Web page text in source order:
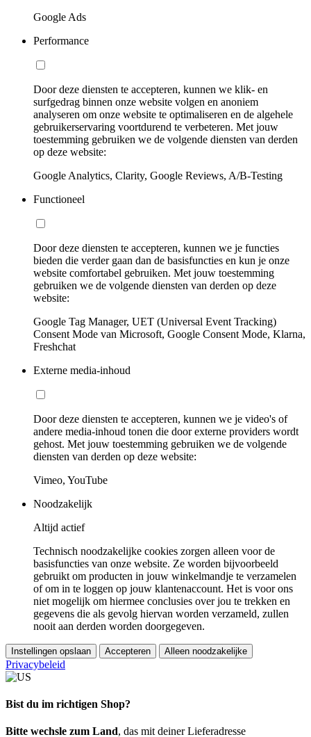
Google Ads
Performance
Door deze diensten te accepteren, kunnen we klik- en
surfgedrag binnen onze website volgen en anoniem
analyseren om onze website te optimaliseren en de algehele
gebruikerservaring voortdurend te verbeteren. Met jouw
toestemming gebruiken we de volgende diensten van derden
op deze website:
Google Analytics, Clarity, Google Reviews, A/B-Testing
Functioneel
Door deze diensten te accepteren, kunnen we je functies
bieden die verder gaan dan de basisfuncties en kun je onze
website comfortabel gebruiken. Met jouw toestemming
gebruiken we de volgende diensten van derden op deze
website:
Google Tag Manager, UET (Universal Event Tracking)
Consent Mode van Microsoft, Google Consent Mode, Klarna,
Freshchat
Externe media-inhoud
Door deze diensten te accepteren, kunnen we je video's of
andere media-inhoud tonen die door externe providers wordt
gehost. Met jouw toestemming gebruiken we de volgende
diensten van derden op deze website:
Vimeo, YouTube
Noodzakelijk
Altijd actief
Technisch noodzakelijke cookies zorgen alleen voor de
basisfuncties van onze website. Ze worden bijvoorbeeld
gebruikt om producten in jouw winkelmandje te verzamelen
of om in te loggen op jouw klantenaccount. Het is voor ons
niet mogelijk om hiermee conclusies over jou te trekken en
gegevens die als gevolg hiervan worden verzameld, zullen
nooit aan derden worden doorgegeven.
Instellingen opslaan Accepteren Alleen noodzakelijke
Privacybeleid
Bist du im richtigen Shop?
Bitte wechsle zum Land, das mit deiner Lieferadresse